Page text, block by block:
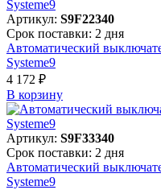
Артикул: S9F22340
Срок поставки: 2 дня
Автоматический
Systeme9
4 172 ₽
В корзинy
Артикул: S9F33340
Срок поставки: 2 дня
Автоматический
Systeme9